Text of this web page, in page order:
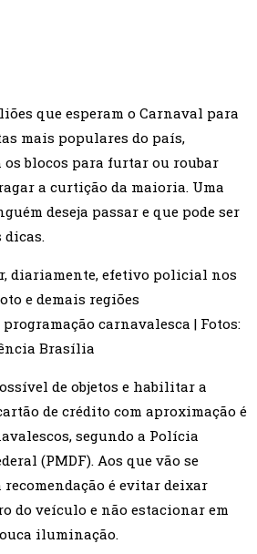
que esperam o Carnaval para
mais populares do país,
blocos para furtar ou roubar
a curtição da maioria. Uma
deseja passar e que pode ser
dicas.
diariamente, efetivo policial nos
e demais regiões
carnavalesca | Fotos:
Brasília
de objetos e habilitar a
de crédito com aproximação é
segundo a Polícia
(PMDF). Aos que vão se
recomendação é evitar deixar
do veículo e não estacionar em
iluminação.